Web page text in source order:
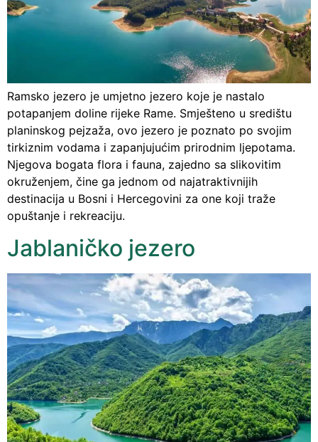
Ramsko jezero je umjetno jezero koje je nastalo
potapanjem doline rijeke Rame. Smješteno u središtu
planinskog pejzaža, ovo jezero je poznato po svojim
tirkiznim vodama i zapanjujućim prirodnim ljepotama.
Njegova bogata flora i fauna, zajedno sa slikovitim
okruženjem, čine ga jednom od najatraktivnijih
destinacija u Bosni i Hercegovini za one koji traže
opuštanje i rekreaciju.
Jablaničko jezero